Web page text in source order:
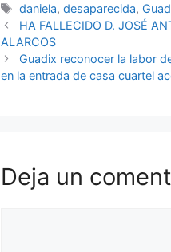
Etiquetas
daniela,desaparecida,
HA FALLECIDO D. JOSÉ
ALARCOS
Guadix reconocer la labor
en la entrada de casa cuartel
Deja un